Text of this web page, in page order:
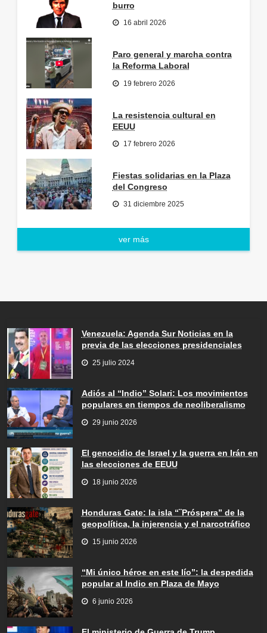
burro
16 abril 2026
Paro general y marcha contra
la Reforma Laboral
19 febrero 2026
La resistencia cultural en
EEUU
17 febrero 2026
Fiestas solidarias en la Plaza
del Congreso
31 diciembre 2025
ver más
Venezuela: Agenda Sur Noticias en la
previa de las elecciones presidenciales
25 julio 2024
Adiós al “Indio” Solari: Los movimientos
populares en tiempos de neoliberalismo
29 junio 2026
El genocidio de Israel y la guerra en Irán en
las elecciones de EEUU
18 junio 2026
Honduras Gate: la isla “¨Próspera” de la
geopolítica, la injerencia y el narcotráfico
15 junio 2026
“Mi único héroe en este lío”: la despedida
popular al Indio en Plaza de Mayo
6 junio 2026